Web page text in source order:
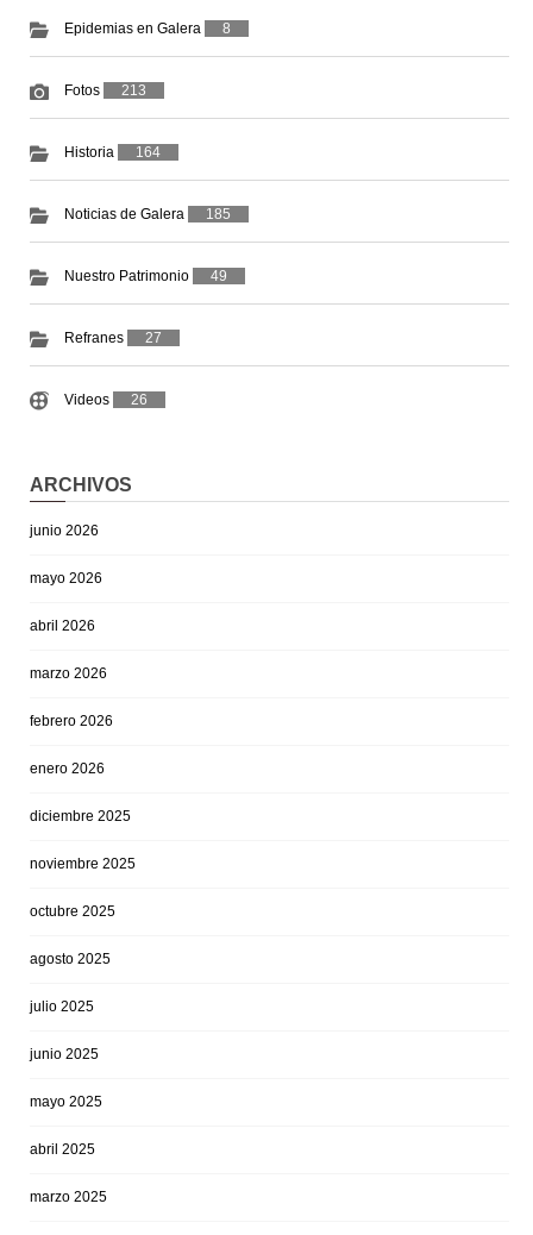
Epidemias en Galera 8
Fotos 213
Historia 164
Noticias de Galera 185
Nuestro Patrimonio 49
Refranes 27
Videos 26
ARCHIVOS
junio 2026
mayo 2026
abril 2026
marzo 2026
febrero 2026
enero 2026
diciembre 2025
noviembre 2025
octubre 2025
agosto 2025
julio 2025
junio 2025
mayo 2025
abril 2025
marzo 2025